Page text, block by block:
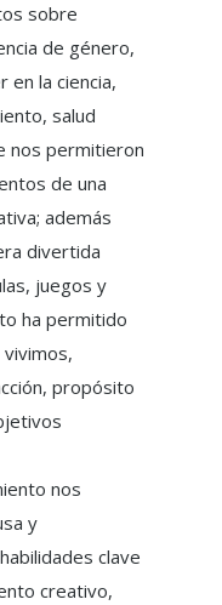
sobre
de género,
en la ciencia,
salud
nos permitieron
de una
además
divertida
juegos y
ha permitido
propósito
nos
y
clave
creativo,